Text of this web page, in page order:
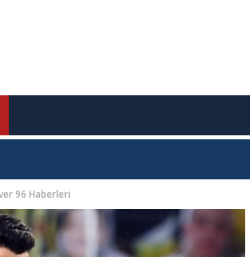
96 Haberleri